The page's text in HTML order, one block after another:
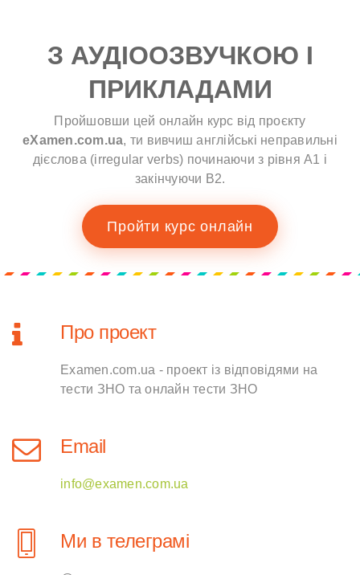
З АУДІООЗВУЧКОЮ І
ПРИКЛАДАМИ
Пройшовши цей онлайн курс від проєкту
eXamen.com.ua, ти вивчиш англійські неправильні
дієслова (irregular verbs) починаючи з рівня A1 і
закінчуючи B2.
Пройти курс онлайн
Про проект
Examen.com.ua - проект із відповідями на
тести ЗНО та онлайн тести ЗНО
Email
info@examen.com.ua
Ми в телеграмі